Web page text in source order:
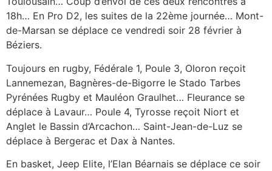
18h… En Pro D2, les suites de la 22ème journée… Mont-
de-Marsan se déplace ce vendredi soir 28 février à
Béziers.
Toujours en rugby, Fédérale 1, Poule 3, Oloron reçoit
Lannemezan, Bagnères-de-Bigorre le Stado Tarbes
Pyrénées Rugby et Mauléon Graulhet… Fleurance se
déplace à Lavaur… Poule 4, Tyrosse reçoit Niort et
Anglet le Bassin d’Arcachon… Saint-Jean-de-Luz se
déplace à Bergerac et Dax à Nantes.
En basket, Jeep Elite, l’Elan Béarnais se déplace ce soir